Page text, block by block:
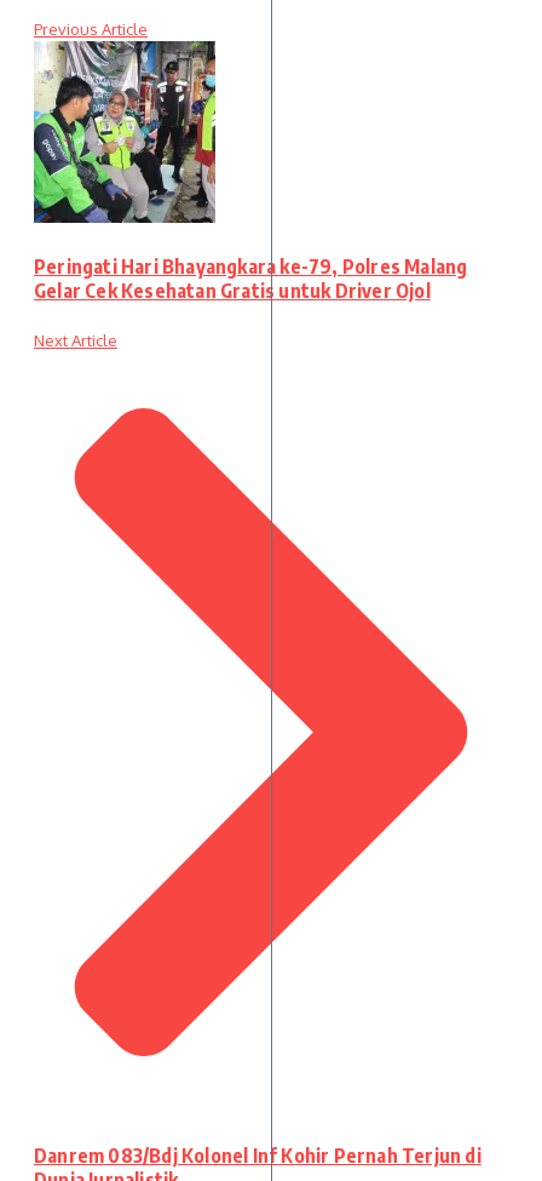
Previous Article
Peringati Hari Bhayangkara ke-79, Polres Malang
Gelar Cek Kesehatan Gratis untuk Driver Ojol
Next Article
Danrem 083/Bdj Kolonel Inf Kohir Pernah Terjun di